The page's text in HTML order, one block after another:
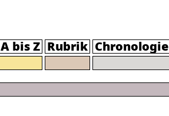
A bis Z Rubrik Chronologie